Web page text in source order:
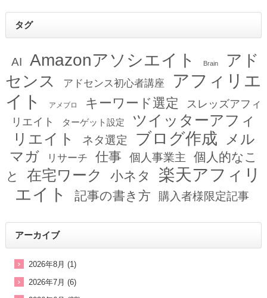
タグ
AI Amazonアソシエイト Brain
アド
センス
アドセンス初心者講座
アフィリエ
イト
アメブロ キーワード選定
スレッズアフィ
リエイト
ターゲット設定
ツイッターアフィ
リエイト
ネタ選定 ブログ作成
メル
マガ
リサーチ 仕事 個人事業主
個人的なこ
と
在宅ワーク 小ネタ
楽天アフィリ
エイト
記事の書き方 購入者様限定記事
アーカイブ
2026年8月 (1)
2026年7月 (6)